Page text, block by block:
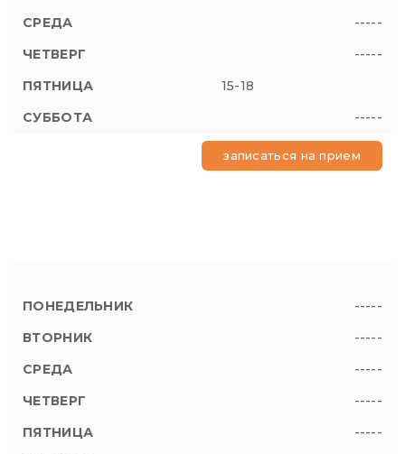
-----
-----
15-18
-----
записаться на прием
-----
-----
-----
-----
-----